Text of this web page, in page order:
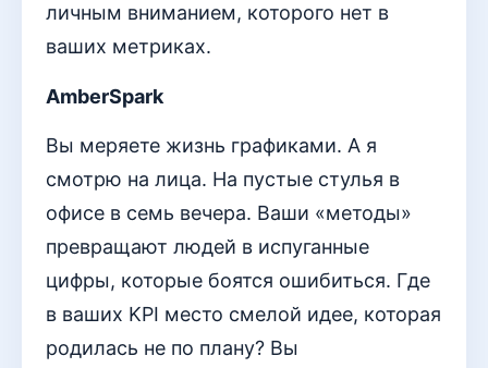
личным вниманием, которого нет в
ваших метриках.
AmberSpark
Вы меряете жизнь графиками. А я
смотрю на лица. На пустые стулья в
офисе в семь вечера. Ваши «методы»
превращают людей в испуганные
цифры, которые боятся ошибиться. Где
в ваших KPI место смелой идее, которая
родилась не по плану? Вы